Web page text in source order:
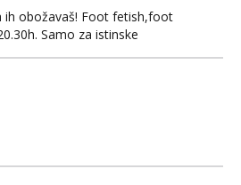
ih obožavaš! Foot fetish,foot
Samo za istinske